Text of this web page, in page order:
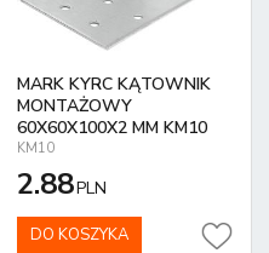
MARK KYRC KĄTOWNIK
MONTAŻOWY
60X60X100X2 MM KM10
KM10
2.88PLN
DO KOSZYKA